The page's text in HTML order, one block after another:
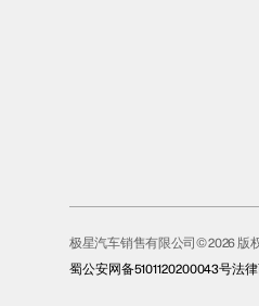
极星汽车销售有限公司© 2026 版
蜀公安网备5101120200043号法律